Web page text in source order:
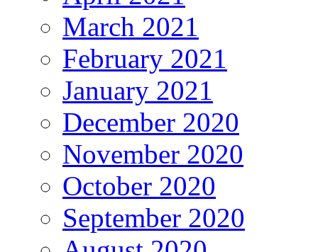
March 2021
February 2021
January 2021
December 2020
November 2020
October 2020
September 2020